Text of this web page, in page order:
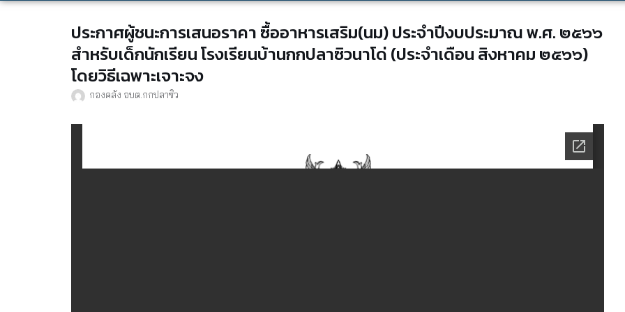
ประกาศผู้ชนะการเสนอราคา ซื้ออาหารเสริม(นม) ประจำปีงบประมาณ พ.ศ. ๒๕๖๖
สำหรับเด็กนักเรียน โรงเรียนบ้านกกปลาซิวนาโด่ (ประจำเดือน สิงหาคม ๒๕๖๖)
โดยวิธีเฉพาะเจาะจง
กองคลัง อบต.กกปลาซิว